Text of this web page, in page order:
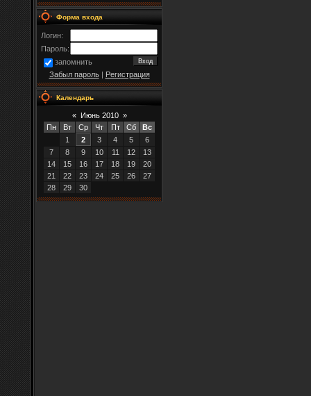
Форма входа
Логин:
Пароль:
запомнить
Забыл пароль| Регистрация
Календарь
« Июнь 2010 »
Пн
Вт Ср Чт Пт Сб
Вс
1
2 3 4 5
6
7
8 9 10 11 12
13
14
15 16 17 18 19
20
21
22 23 24 25 26
27
28
29 30